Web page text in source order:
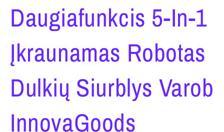
Daugiafunkcis 5-In-1
Įkraunamas Robotas
Dulkių Siurblys Varob
InnovaGoods